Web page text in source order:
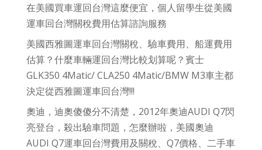
在美國買車運回台灣這麼便宜，個人留學生從美國
運車回台灣關稅費用估算諮詢服務
美國西雅圖運車回台灣關稅、驗車費用、船運費用
估算？什麼車輛運回台灣比較划算呢？賓士
GLK350 4Matic/ CLA250 4Matic/BMW M3車主都
決定從西雅圖運車回台灣!!!
奧迪，迪奧傻傻分不清楚，2012年奧迪AUDI Q7閃
亮登台，殺出驗車問題，怎麼辦啦，美國奧迪
AUDI Q7運車回台灣費用及關稅、Q7價格、二手車